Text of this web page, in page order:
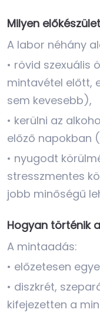
Milyen
A labor néhány
• rövid
mintavétel előtt,
sem kevesebb),
• kerülni az
előző napokban
• nyugodt
stresszmentes
jobb minőségű
Hogyan történik
A mintaadás:
• előzetesen
• diszkrét,
kifejezetten a